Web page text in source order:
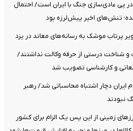
پی عادی‌سازی جنگ با ایران است/ احتمال
پرتاب موشک به رسانه‌های معاند در یزد
و شناخت درستی از حرفه وکالت نداشتند/
و کارشناسی تصویب شد
ایران دچار اشتباه محاسباتی شد/ رهبر
نبودند
زمینی از این پس یک الزام برای کشور